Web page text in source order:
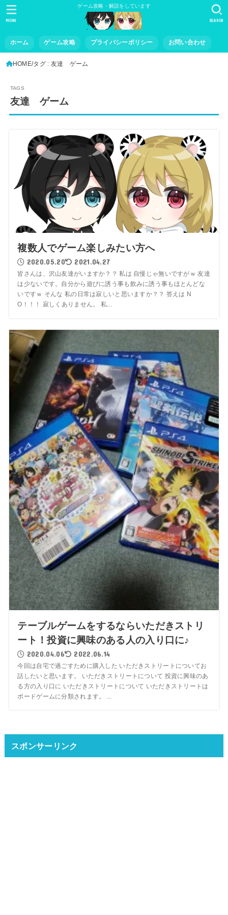
ゲーム攻略・解説をしています
ホーム ゲーム攻略 プライバシーポリシー お問い合わせ
SEARCH
MENU
HOME タグ : 友達 ゲーム
友達 ゲーム
複数人でゲーム楽しみたい方へ
2020.05.20 2021.04.27
皆さんは、沢山友達がいますか？？ 私は 自慢じゃ無いですがｗ 友達
は少ないです。自分から遊びに誘う事も飲みに誘う事もほとんどな
いですｗ そんな 私の日常は寂しいと思いますか？？ 答えは N
O！！！ 寂しくありません。 私...
テーブルゲームをするならいただきストリ
ート！投資に興味のある人の入り口に♪
2020.04.06 2022.06.14
今回は自宅で過ごすために購入した いただきストリートについてお
話したいと思います。 いただきストリートについて 投資に興味のあ
る方の入り口に いただきストリートについて いただきストリートは
ボードゲームに分類されます。 ...
スポンサーリンク